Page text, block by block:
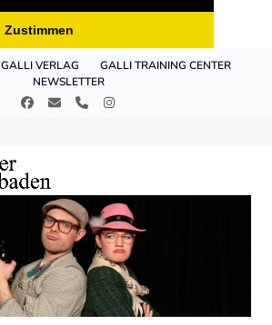
Zustimmen
GALLI VERLAG
GALLI TRAINING CENTER
NEWSLETTER
Facebook
E- TelefonInstagram